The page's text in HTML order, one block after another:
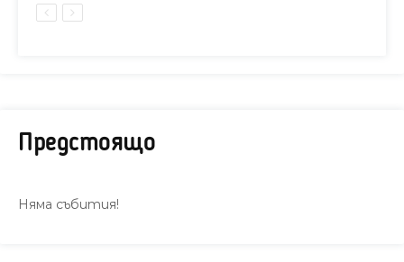
Предстоящо
Няма събития!